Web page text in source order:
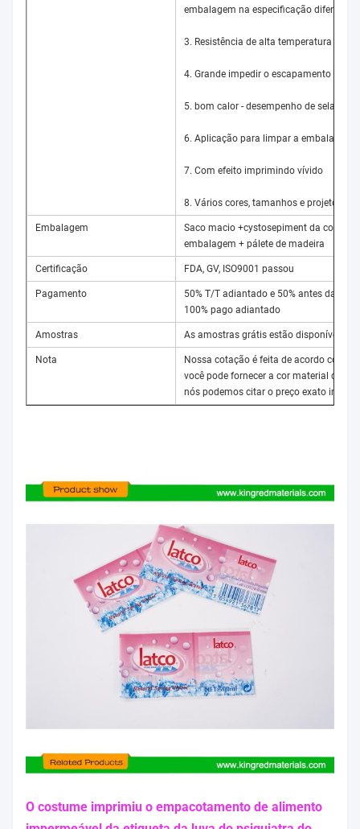
embalagem na especificação diferente.
3. Resistência de alta temperatura
4. Grande impedir o escapamento
5. bom calor - desempenho de selagem
6. Aplicação para limpar a embalagem
7. Com efeito imprimindo vívido
8. Vários cores, tamanhos e projetos
Embalagem
Saco macio +cystosepiment da corda
embalagem + pálete de madeira
Certificação FDA, GV, ISO9001 passou
Pagamento
50% T/T adiantado e 50% antes da
100% pago adiantado
Amostras As amostras grátis estão disponíveis
Nota
Nossa cotação é feita de acordo com a
você pode fornecer a cor material da
nós podemos citar o preço exato
O costume imprimiu o empacotamento de alimento